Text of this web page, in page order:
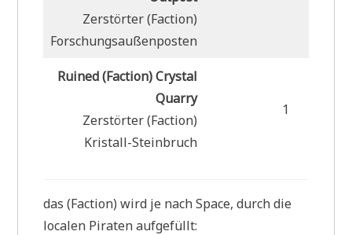
Zerstörter (Faction)
Forschungsaußenposten
Ruined (Faction) Crystal
Quarry
Zerstörter (Faction)
Kristall-Steinbruch
1
das (Faction) wird je nach Space, durch die
localen Piraten aufgefüllt: